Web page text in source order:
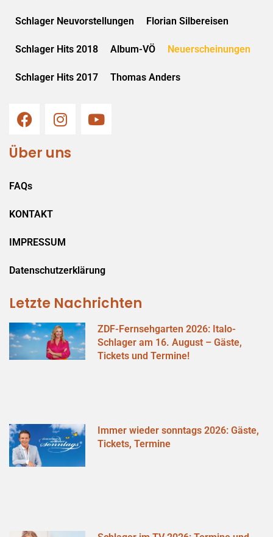
Schlager Neuvorstellungen Florian Silbereisen
Schlager Hits 2018 Album-VÖ Neuerscheinungen
Schlager Hits 2017 Thomas Anders
Über uns
FAQs
KONTAKT
IMPRESSUM
Datenschutzerklärung
Letzte Nachrichten
ZDF-Fernsehgarten 2026: Italo-
Schlager am 16. August – Gäste,
Tickets und Termine!
Immer wieder sonntags 2026: Gäste,
Tickets, Termine